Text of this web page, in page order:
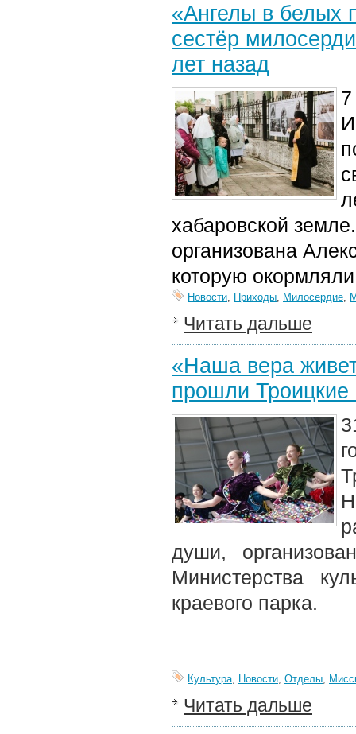
«Ангелы в белых
сестёр
лет назад
хабаровской
организована
которую
Новости, Приходы, Милосердие,
Читать дальше
«Наша вера
прошли Троицкие
души,
Министерства
краевого парка.
Культура, Новости, Отделы,
Читать дальше